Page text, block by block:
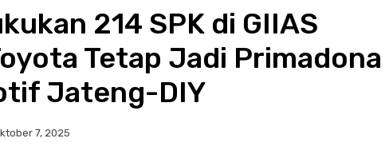
214 SPK di GIIAS
Tetap Jadi Primadona
Jateng-DIY
7, 2025